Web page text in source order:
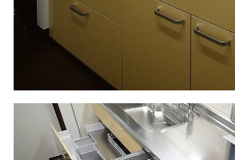
最新のビルトインコンロ デリシア